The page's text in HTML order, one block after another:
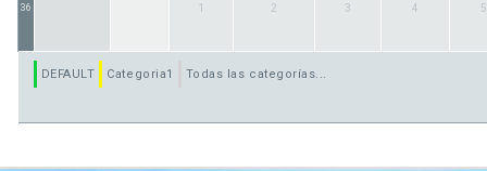
36 1 2 3 4 5
DEFAULT Categoria1 Todas las categorías...